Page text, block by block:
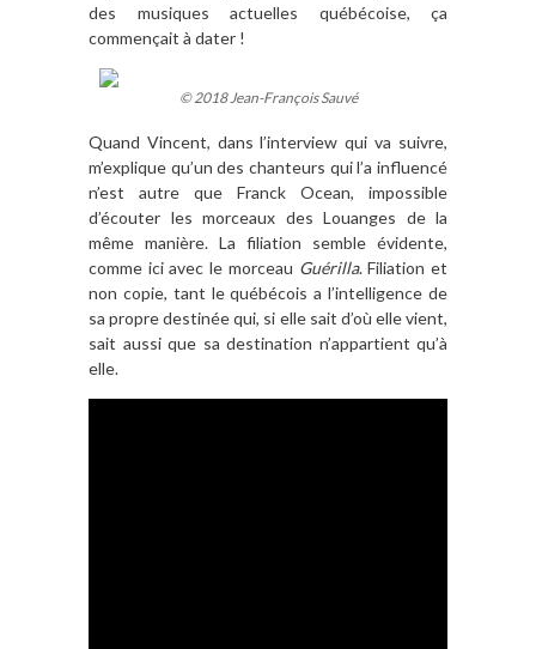
des musiques actuelles québécoise, ça
commençait à dater !
© 2018 Jean-François Sauvé
Quand Vincent, dans l’interview qui va suivre,
m’explique qu’un des chanteurs qui l’a influencé
n’est autre que Franck Ocean, impossible
d’écouter les morceaux des Louanges de la
même manière. La filiation semble évidente,
comme ici avec le morceau Guérilla. Filiation et
non copie, tant le québécois a l’intelligence de
sa propre destinée qui, si elle sait d’où elle vient,
sait aussi que sa destination n’appartient qu’à
elle.